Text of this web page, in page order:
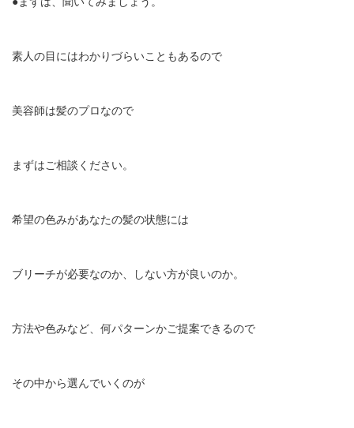
素人の目にはわかりづらいこともあるので
美容師は髪のプロなので
まずはご相談ください。
希望の色みがあなたの髪の状態には
ブリーチが必要なのか、しない方が良いのか。
方法や色みなど、何パターンかご提案できるので
その中から選んでいくのが